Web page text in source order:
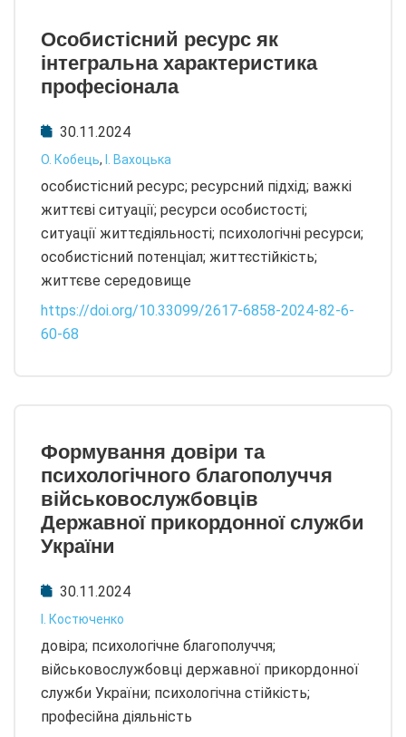
Особистісний ресурс як
інтегральна характеристика
професіонала
30.11.2024
О. Кобець, І. Вахоцька
особистісний ресурс; ресурсний підхід; важкі
життєві ситуації; ресурси особистості;
ситуації життєдіяльності; психологічні ресурси;
особистісний потенціал; життєстійкість;
життєве середовище
https://doi.org/10.33099/2617-6858-2024-82-6-
60-68
Формування довіри та
психологічного благополуччя
військовослужбовців
Державної прикордонної служби
України
30.11.2024
І. Костюченко
довіра; психологічне благополуччя;
військовослужбовці державної прикордонної
служби України; психологічна стійкість;
професійна діяльність